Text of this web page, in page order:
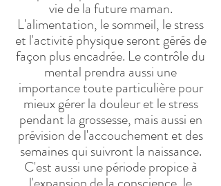
vie de la future maman.
L'alimentation, le sommeil, le stress
et l'activité physique seront gérés de
façon plus encadrée. Le contrôle du
mental prendra aussi une
importance toute particulière pour
mieux gérer la douleur et le stress
pendant la grossesse, mais aussi en
prévision de l'accouchement et des
semaines qui suivront la naissance.
C'est aussi une période propice à